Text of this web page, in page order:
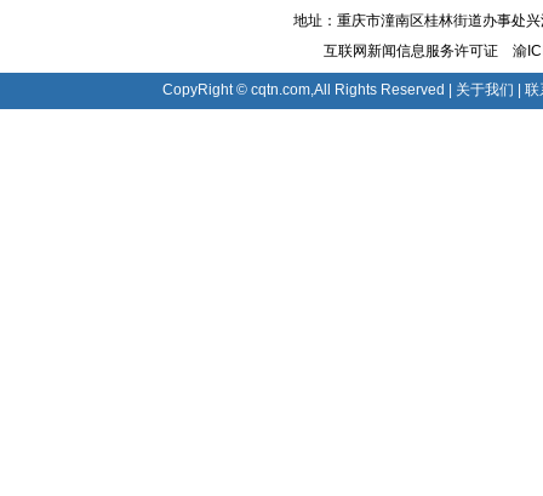
地址：重庆市潼南区桂林街道办事处
互联网新闻信息服务许可证 渝
CopyRight © cqtn.com,All Rights Reserved | 关于我们 |联